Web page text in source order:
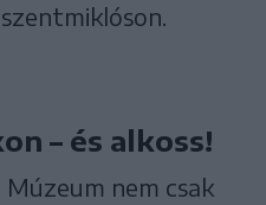
– és alkoss!
nem csak